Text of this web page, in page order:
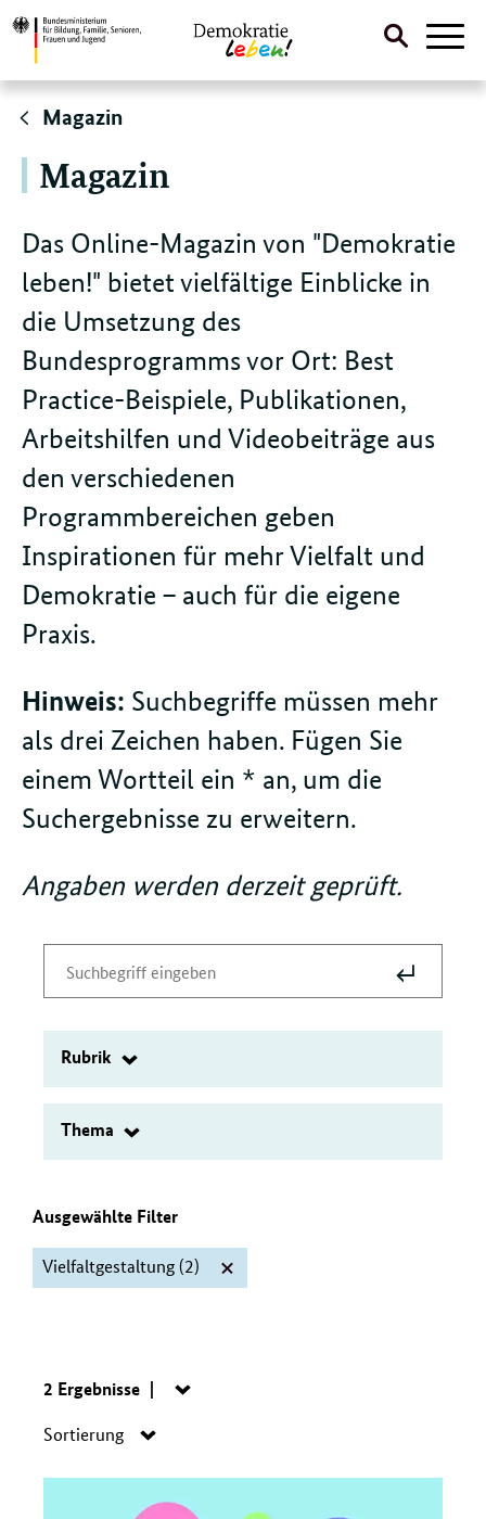
Direktlink:
Suche
Magazin
Magazin
Das Online-Magazin von "Demokratie
leben!" bietet vielfältige Einblicke in
die Umsetzung des
Bundesprogramms vor Ort: Best
Practice-Beispiele, Publikationen,
Arbeitshilfen und Videobeiträge aus
den verschiedenen
Programmbereichen geben
Inspirationen für mehr Vielfalt und
Demokratie – auch für die eigene
Praxis.
Hinweis: Suchbegriffe müssen mehr
als drei Zeichen haben. Fügen Sie
einem Wortteil ein * an, um die
Suchergebnisse zu erweitern.
Angaben werden derzeit geprüft.
Suchbegriff
Suche
Filter
Rubrik
Filter
Thema
Ausgewählte Filter
Vielfaltgestaltung (2)
Filter
Suche:
2 Ergebnisse
Navigation
Sortierung
Navigation